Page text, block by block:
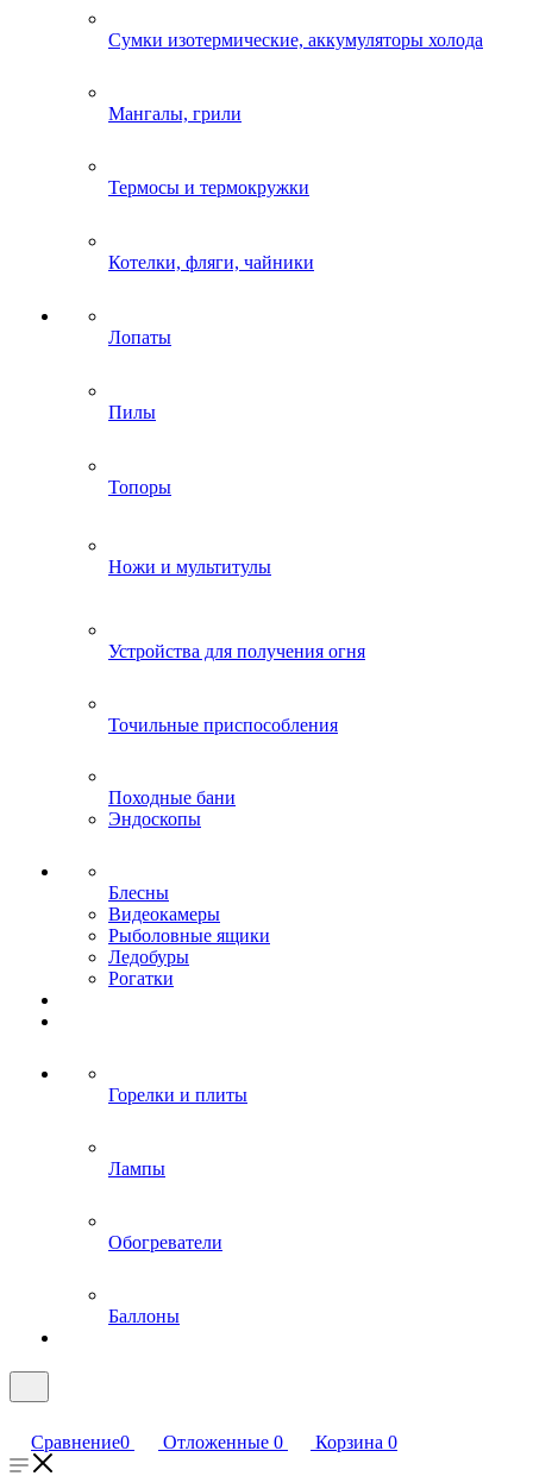
Сумки изотермические, аккумуляторы холода
Мангалы, грили
Термосы и термокружки
Котелки, фляги, чайники
Лопаты
Пилы
Топоры
Ножи и мультитулы
Устройства для получения огня
Точильные приспособления
Походные бани
Эндоскопы
Блесны
Видеокамеры
Рыболовные ящики
Ледобуры
Рогатки
Горелки и плиты
Лампы
Обогреватели
Баллоны
Сравнение0 Отложенные 0 Корзина 0